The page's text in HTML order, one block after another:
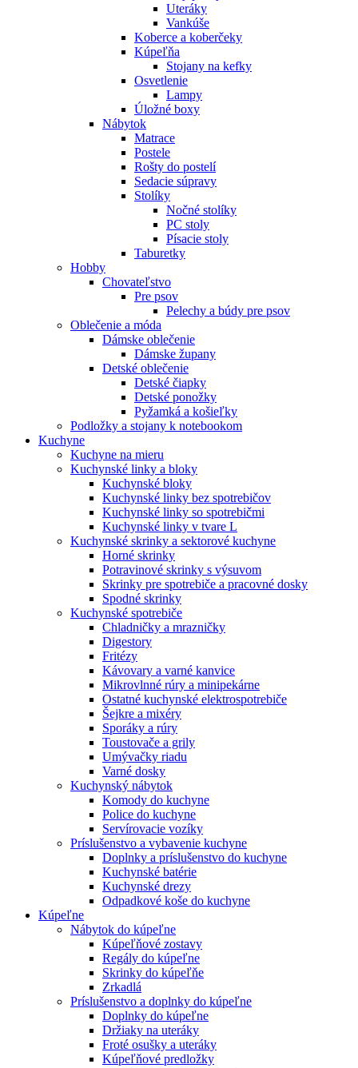
Uteráky
Vankúše
Koberce a koberčeky
Kúpeľňa
Stojany na kefky
Osvetlenie
Lampy
Úložné boxy
Nábytok
Matrace
Postele
Rošty do postelí
Sedacie súpravy
Stolíky
Nočné stolíky
PC stoly
Písacie stoly
Taburetky
Hobby
Chovateľstvo
Pre psov
Pelechy a búdy pre psov
Oblečenie a móda
Dámske oblečenie
Dámske župany
Detské oblečenie
Detské čiapky
Detské ponožky
Pyžamká a košieľky
Podložky a stojany k notebookom
Kuchyne
Kuchyne na mieru
Kuchynské linky a bloky
Kuchynské bloky
Kuchynské linky bez spotrebičov
Kuchynské linky so spotrebičmi
Kuchynské linky v tvare L
Kuchynské skrinky a sektorové kuchyne
Horné skrinky
Potravinové skrinky s výsuvom
Skrinky pre spotrebiče a pracovné dosky
Spodné skrinky
Kuchynské spotrebiče
Chladničky a mrazničky
Digestory
Fritézy
Kávovary a varné kanvice
Mikrovlnné rúry a minipekárne
Ostatné kuchynské elektrospotrebiče
Šejkre a mixéry
Sporáky a rúry
Toustovače a grily
Umývačky riadu
Varné dosky
Kuchynský nábytok
Komody do kuchyne
Police do kuchyne
Servírovacie vozíky
Príslušenstvo a vybavenie kuchyne
Doplnky a príslušenstvo do kuchyne
Kuchynské batérie
Kuchynské drezy
Odpadkové koše do kuchyne
Kúpeľne
Nábytok do kúpeľne
Kúpeľňové zostavy
Regály do kúpeľne
Skrinky do kúpeľňe
Zrkadlá
Príslušenstvo a doplnky do kúpeľne
Doplnky do kúpeľne
Držiaky na uteráky
Froté osušky a uteráky
Kúpeľňové predložky